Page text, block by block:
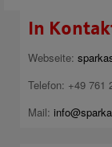
In
Webseite:
Telefon: +49 761
Mail: